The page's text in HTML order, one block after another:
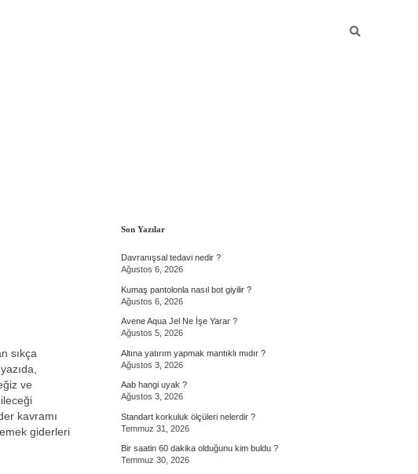
sıkça
ve
kavramı
giderleri
Sidebar
Son Yazılar
Davranışsal tedavi nedir ?
Ağustos 6, 2026
Kumaş pantolonla nasıl bot giyilir ?
Ağustos 6, 2026
Avene Aqua Jel Ne İşe Yarar ?
Ağustos 5, 2026
Altına yatırım yapmak mantıklı mıdır ?
Ağustos 3, 2026
Aab hangi uyak ?
Ağustos 3, 2026
Standart korkuluk ölçüleri nelerdir ?
Temmuz 31, 2026
Bir saatin 60 dakika olduğunu kim buldu ?
Temmuz 30, 2026